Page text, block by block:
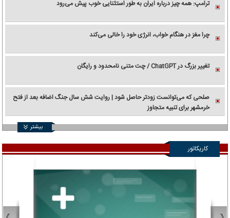
ترامپ: همه چیز درباره ایران به طور استثنایی خوب پیش می‌رود
چرا مغز در هنگام خواب، انرژی خود را خالی می‌کند
تغییر بزرگ در ChatGPT / چت متنی نامحدود و رایگان
صلحی که می‌توانست زودتر حاصل شود | روایت شش سال جنگ اضافه بعد از فتح
خرمشهر برای تنبیه متجاوز
بیشتر
کاریکاتور